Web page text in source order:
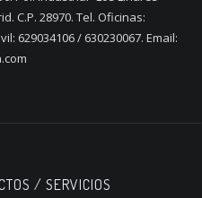
C.P. 28970. Tel. Oficinas:
629034106 / 630230067. Email:
/ SERVICIOS